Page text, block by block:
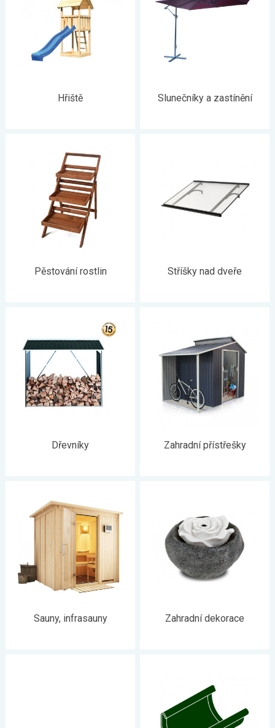
Hřiště Slunečníky a zastínění
Pěstování rostlin Stříšky nad dveře
Dřevníky Zahradní přístřešky
Sauny, infrasauny Zahradní dekorace